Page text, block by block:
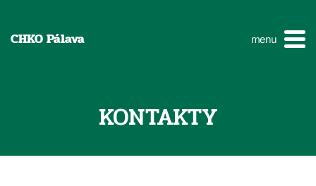
CHKO Pálava menu
KONTAKTY